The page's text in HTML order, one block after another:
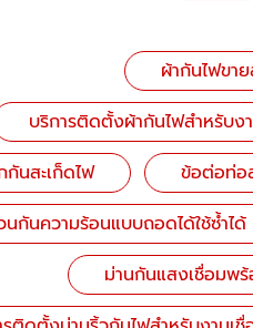
ผ้ากันไฟขา
บริการติดตั้งผ้ากันไฟสำหรับง
กันสะเก็ดไฟ
ข้อต่อท่อ
กันความร้อนแบบถอดได้ใช้ซ้ำได้
ม่านกันแสงเชื่อมพร้